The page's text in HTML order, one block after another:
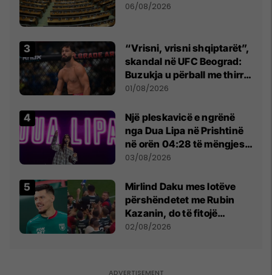
06/08/2026
“Vrisni, vrisni shqiptarët”,
skandal në UFC Beograd:
Buzukja u përball me thirrje
anti-shqiptare nga
01/08/2026
Një pleskavicë e ngrënë
nga Dua Lipa në Prishtinë
në orën 04:28 të mëngjesit
- dhe bota digjitale serbe
03/08/2026
Mirlind Daku mes lotëve
përshëndetet me Rubin
Kazanin, do të fitojë
miliona te Spartak Moska
02/08/2026